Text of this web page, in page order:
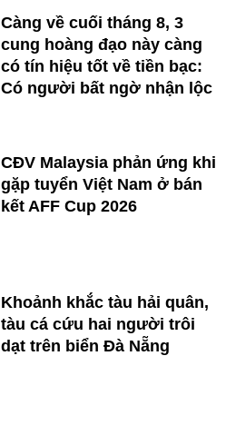
Càng về cuối tháng 8, 3
cung hoàng đạo này càng
có tín hiệu tốt về tiền bạc:
Có người bất ngờ nhận lộc
CĐV Malaysia phản ứng khi
gặp tuyển Việt Nam ở bán
kết AFF Cup 2026
Khoảnh khắc tàu hải quân,
tàu cá cứu hai người trôi
dạt trên biển Đà Nẵng